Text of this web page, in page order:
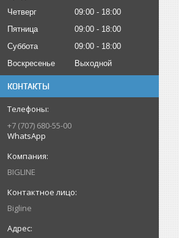
Четверг
09:00
18:00
Пятница
09:00
18:00
Суббота
09:00
18:00
Воскресенье
Выходной
КОНТАКТЫ
+7 (707) 680-55-00
WhatsApp
BIGLINE
Bigline